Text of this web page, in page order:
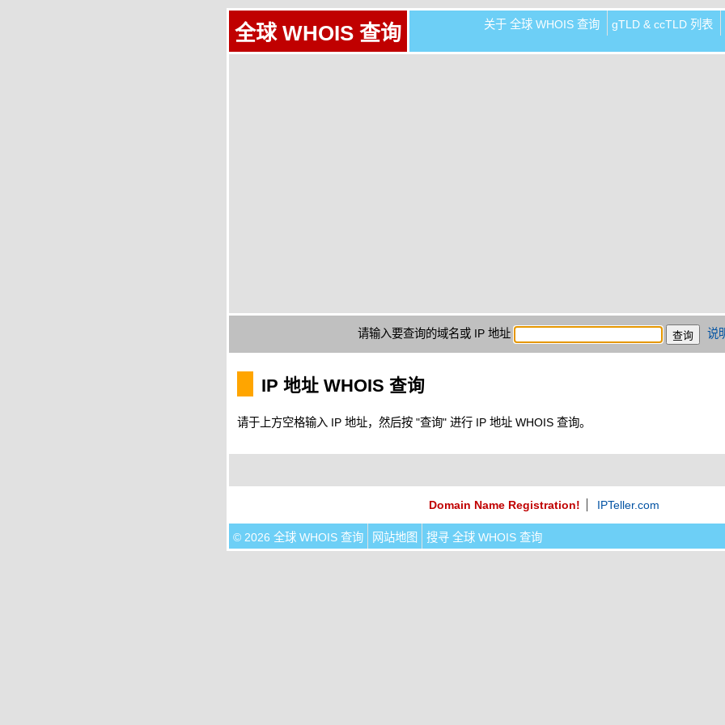
全球 WHOIS 查询 关于 全球 WHOIS 查询 gTLD & ccTLD 列表
请输入要查询的域名或 IP 地址 说
IP 地址 WHOIS 查询
请于上方空格输入 IP 地址，然后按 "查询" 进行 IP 地址 WHOIS 查询。
Domain Name Registration! IPTeller.com
© 2026 全球 WHOIS 查询 网站地图 搜寻 全球 WHOIS 查询